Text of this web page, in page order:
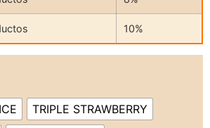
10%
TRIPLE STRAWBERRY